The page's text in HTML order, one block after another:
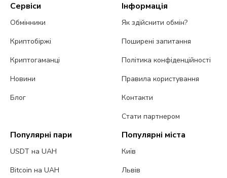
Сервіси
Обмінники
Криптобіржі
Криптогаманці
Новини
Блог
Інформація
Як здійснити обмін?
Поширені запитання
Політика конфіденційності
Правила користування
Контакти
Стати партнером
Популярні пари
USDT на UAH
Bitcoin на UAH
Популярні міста
Київ
Львів